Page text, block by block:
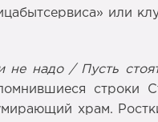
или
не надо / Пусть
строки
храм.